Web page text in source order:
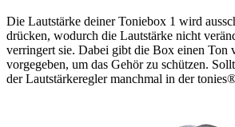
Die Lautstärke deiner Toniebox 1 wird
drücken, wodurch die Lautstärke nicht
verringert sie. Dabei gibt die Box einen Ton
vorgegeben, um das Gehör zu schützen.
der Lautstärkeregler manchmal in der